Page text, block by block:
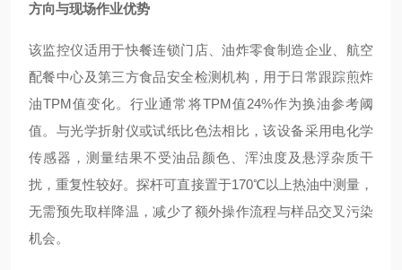
方向与现场作业优势
该监控仪适用于快餐连锁门店、油炸零食制造企业、航空
配餐中心及第三方食品安全检测机构，用于日常跟踪煎炸
油TPM值变化。行业通常将TPM值24%作为换油参考阈
值。与光学折射仪或试纸比色法相比，该设备采用电化学
传感器，测量结果不受油品颜色、浑浊度及悬浮杂质干
扰，重复性较好。探杆可直接置于170℃以上热油中测量，
无需预先取样降温，减少了额外操作流程与样品交叉污染
机会。